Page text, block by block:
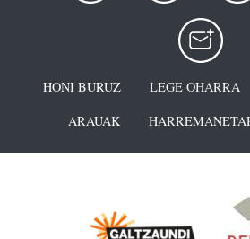
HONI BURUZ LEGE OHARRA
ARAUAK